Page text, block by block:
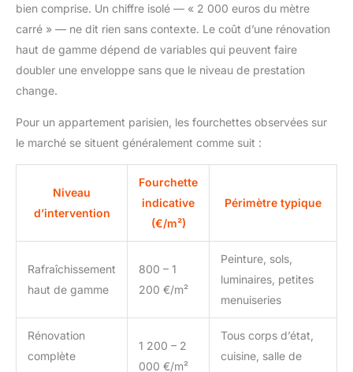
bien comprise. Un chiffre isolé — « 2 000 euros du mètre
carré » — ne dit rien sans contexte. Le coût d’une rénovation
haut de gamme dépend de variables qui peuvent faire
doubler une enveloppe sans que le niveau de prestation
change.
Pour un appartement parisien, les fourchettes observées sur
le marché se situent généralement comme suit :
Niveau
d’intervention
Fourchette
indicative
(€/m²)
Périmètre typique
Rafraîchissement
haut de gamme
800 – 1
200 €/m²
Peinture, sols,
luminaires, petites
menuiseries
Rénovation
complète
1 200 – 2
000 €/m²
Tous corps d’état,
cuisine, salle de